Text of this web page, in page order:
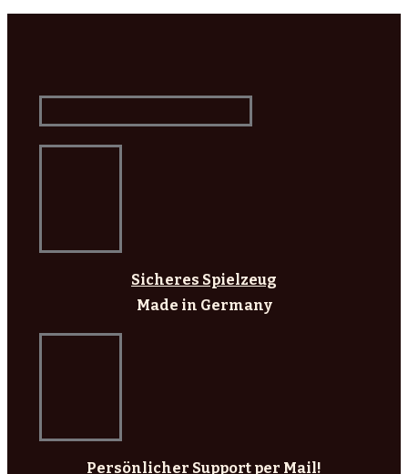
Sicheres Spielzeug
Made in Germany
Persönlicher Support per Mail!